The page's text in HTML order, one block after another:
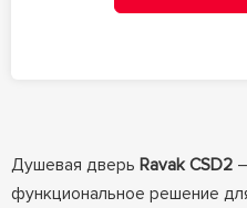
Душевая дверь Ravak CSD2–
функциональное решение